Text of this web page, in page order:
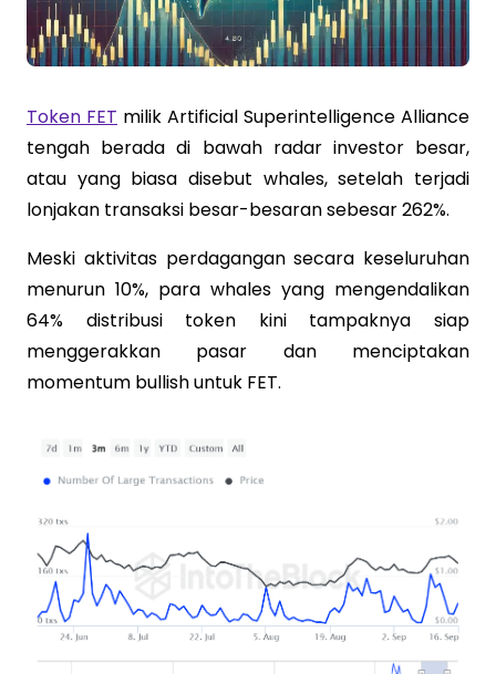
Token FET milik Artificial Superintelligence Alliance
tengah berada di bawah radar investor besar,
atau yang biasa disebut whales, setelah terjadi
lonjakan transaksi besar-besaran sebesar 262%.
Meski aktivitas perdagangan secara keseluruhan
menurun 10%, para whales yang mengendalikan
64% distribusi token kini tampaknya siap
menggerakkan pasar dan menciptakan
momentum bullish untuk FET.